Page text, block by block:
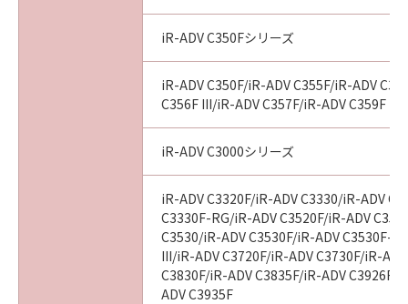
iR-ADV C350Fシリーズ
iR-ADV C350F/iR-ADV C355F/iR-ADV
C356F III/iR-ADV C357F/iR-ADV C359F
iR-ADV C3000シリーズ
iR-ADV C3320F/iR-ADV C3330/iR-ADV
C3330F-RG/iR-ADV C3520F/iR-ADV
C3530/iR-ADV C3530F/iR-ADV C3530F-
III/iR-ADV C3720F/iR-ADV C3730F/iR-
C3830F/iR-ADV C3835F/iR-ADV C3926F/
ADV C3935F